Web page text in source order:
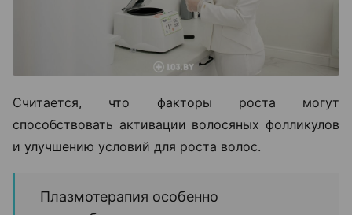
Считается, что факторы роста могут
способствовать активации волосяных фолликулов
и улучшению условий для роста волос.
Плазмотерапия особенно